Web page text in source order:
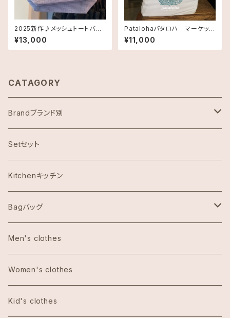
2025新作♪メッシュトートバッ
グ XSサイズ ストラップ付き
《HAWAII限定》DEAN＆DELUC
A ディーン＆デルーカ ハワイ 送
¥13,000
Patalohaパタロハ マーケット
トートバッグ Tote Bag・パイ
ナップル
¥11,000
CATAGORY
Brandブランド別
ハワイ限定スヌーピー
Abercrombie & Fitch アバクロンビー
Aulani Disneyアウラニディズニー
Anthoropologieアンソロポロジー
Bath&Body Worksバス＆ボディワークス
Calvin Klein カルバンクライン
Setセット
Kitchenキッチン
Bagバッグ
tote bag トートバッグ
エコバッグ
Men's clothes
Women's clothes
Kid's clothes